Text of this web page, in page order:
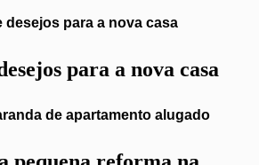
para a nova casa